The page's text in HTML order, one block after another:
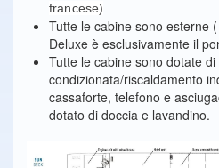
francese)
Tutte le cabine sono esterne
Deluxe è esclusivamente il
Tutte le cabine sono dotate di
condizionata/riscaldamento
cassaforte, telefono e
dotato di doccia e lavandino.